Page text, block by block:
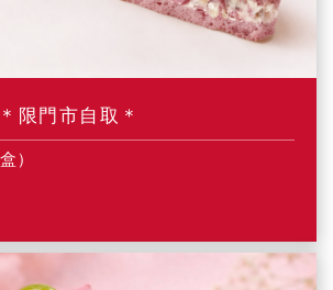
限門市自取＊
)